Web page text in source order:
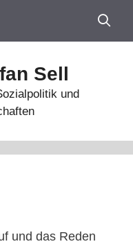
Sell
und
und das Reden